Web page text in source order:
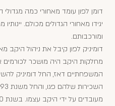
דומן לפון עומד מאחורי כמה מגדולי
יגידו מאחורי הגדולים מכולם.
ומורכבותם.
מחלקות היקב היה מושכר לכורמים
המשפחתיים דאז, החל דומיניק